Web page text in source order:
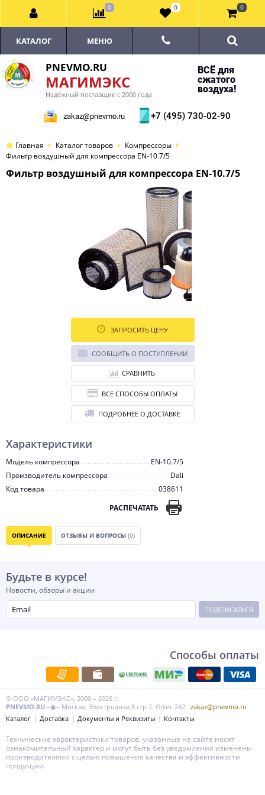
PNEVMO.RU
МАГИМЭКС
Надёжный поставщик с 2000 года
ВСЁ для
сжатого
воздуха!
zakaz@pnevmo.ru +7 (495) 730-02-90
КАТАЛОГ МЕНЮ
Главная Каталог товаров
Компрессоры
Фильтр воздушный для компрессора EN-10.7/5
Фильтр воздушный для компрессора EN-10.7/5
Характеристики
Модель компрессора
EN-10.7/5
Производитель компрессора
Dali
Код товара
038611
РАСПЕЧАТАТЬ
ЗАПРОСИТЬ ЦЕНУ
СООБЩИТЬ О ПОСТУПЛЕНИИ
СРАВНИТЬ
ВСЕ СПОСОБЫ ОПЛАТЫ
ПОДРОБНЕЕ О ДОСТАВКЕ
ОПИСАНИЕ ОТЗЫВЫ И ВОПРОСЫ (0)
Будьте в курсе!
Новости, обзоры и акции
ПОДПИСАТЬСЯ
Способы оплаты
© ООО «МАГИМЭКС», 2000 – 2026 г.
PNEVMO.RU –◉– Москва, Электродная 8 стр 2. Офис 242. zakaz@pnevmo.ru
Каталог
Доставка Документы и Реквизиты Контакты
0 0 0
Технические характеристики товаров, указанные на сайте носят
ознакомительный характер и могут быть без уведомления изменены
производителями с целью повышения качества и эффективности
продукции.